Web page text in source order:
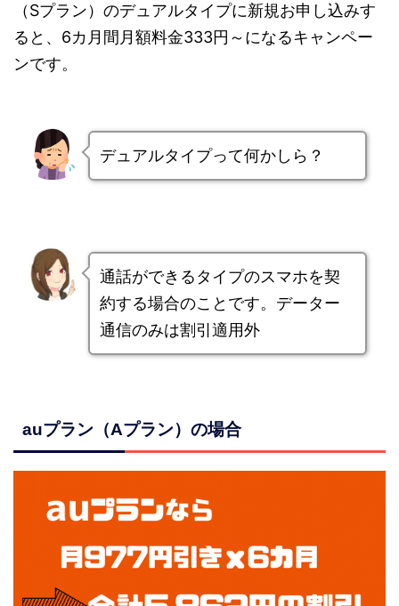
（Sプラン）のデュアルタイプに新規お申し込みす
ると、6カ月間月額料金333円～になるキャンペー
ンです。
デュアルタイプって何かしら？
通話ができるタイプのスマホを契
約する場合のことです。データー
通信のみは割引適用外
auプラン（Aプラン）の場合